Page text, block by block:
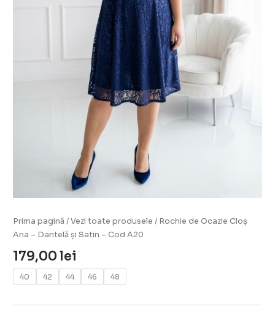
Prima pagină/Vezi toate produsele / Rochie de Ocazie Cloș
Ana – Dantelă și Satin – Cod A20
179,00lei
40 42 44 46 48